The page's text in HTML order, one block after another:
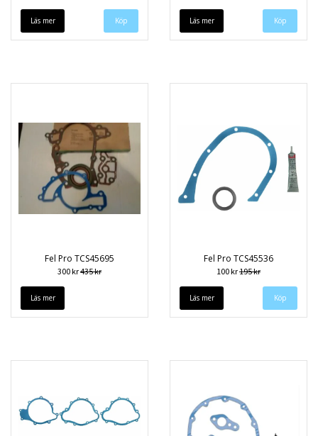
Läs mer Läs mer
Fel Pro TCS45695
300 kr435 kr
Läs mer
Fel Pro TCS45536
100 kr195 kr
Läs mer